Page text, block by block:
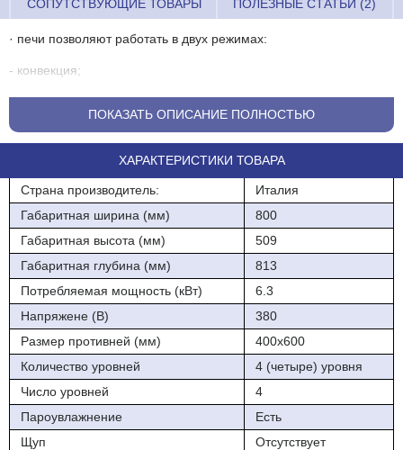
СОПУТСТВУЮЩИЕ ТОВАРЫ ПОЛЕЗНЫЕ СТАТЬИ (2)
· печи позволяют работать в двух режимах:
- конвекция;
- конвекция с добавлением пара.
· внутри рабочей камеры печи действует система “cool touch”
· требует подключения к водопроводу
· внутренняя подсветка пекарной камеры;
· система охлаждения внешних поверхностей печей;
· внешние панели и задняя стенка пекарной камеры выполнены
из нерж.стали;
ПОКАЗАТЬ ОПИСАНИЕ ПОЛНОСТЬЮ
ХАРАКТЕРИСТИКИ ТОВАРА
Страна производитель:
Италия
Габаритная ширина (мм)
800
Габаритная высота (мм)
509
Габаритная глубина (мм)
813
Потребляемая мощность (кВт)
6.3
Напряжене (В)
380
Размер противней (мм)
400х600
Количество уровней
4 (четыре) уровня
Число уровней
4
Пароувлажнение
Есть
Щуп
Отсутствует